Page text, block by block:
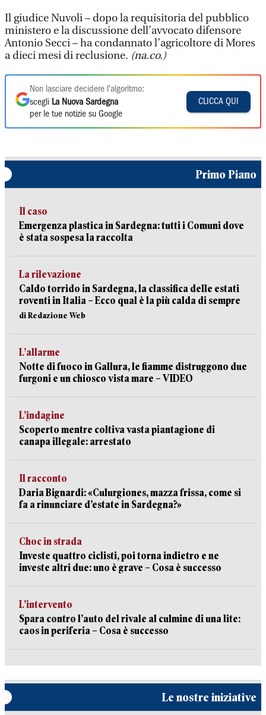
Il giudice Nuvoli – dopo la requisitoria del pubblico
ministero e la discussione dell’avvocato difensore
Antonio Secci – ha condannato l’agricoltore di Mores
a dieci mesi di reclusione. (na.co.)
Non lasciare decidere l'algoritmo:
scegli La Nuova Sardegna
per le tue notizie su Google
CLICCA QUI
Primo Piano
Il caso
Emergenza plastica in Sardegna: tutti i Comuni dove
è stata sospesa la raccolta
La rilevazione
Caldo torrido in Sardegna, la classifica delle estati
roventi in Italia – Ecco qual è la più calda di sempre
di Redazione Web
L’allarme
Notte di fuoco in Gallura, le fiamme distruggono due
furgoni e un chiosco vista mare – VIDEO
L’indagine
Scoperto mentre coltiva vasta piantagione di
canapa illegale: arrestato
Il racconto
Daria Bignardi: «Culurgiones, mazza frissa, come si
fa a rinunciare d’estate in Sardegna?»
Choc in strada
Investe quattro ciclisti, poi torna indietro e ne
investe altri due: uno è grave – Cosa è successo
L’intervento
Spara contro l’auto del rivale al culmine di una lite:
caos in periferia – Cosa è successo
Le nostre iniziative